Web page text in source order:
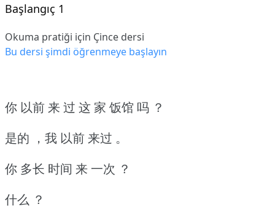
Başlangıç 1
Okuma pratiği için Çince dersi
Bu dersi şimdi öğrenmeye başlayın
你 以前 来 过 这 家 饭馆 吗 ？
是的 ，我 以前 来过 。
你 多长 时间 来 一次 ？
什么 ？